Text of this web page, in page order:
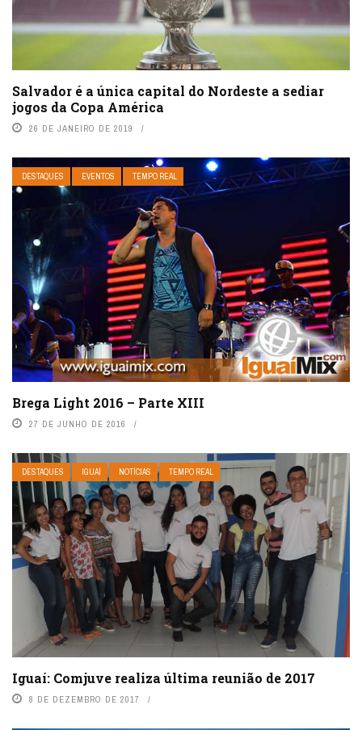
Salvador é a única capital do Nordeste a sediar
jogos da Copa América
26 DE JANEIRO DE 2019
DESTAQUES EVENTOS TEMPO REAL
Brega Light 2016 – Parte XIII
27 DE JUNHO DE 2016
DESTAQUES IGUAÍ NOTÍCIAS TEMPO REAL
Iguaí: Comjuve realiza última reunião de 2017
8 DE DEZEMBRO DE 2017